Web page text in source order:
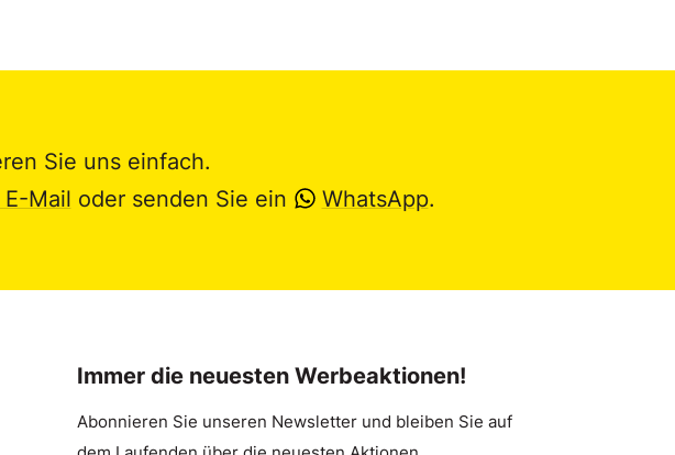
Sie uns einfach.
Mail oder senden Sie ein WhatsApp.
Immer die neuesten Werbeaktionen!
Abonnieren Sie unseren Newsletter und bleiben Sie auf